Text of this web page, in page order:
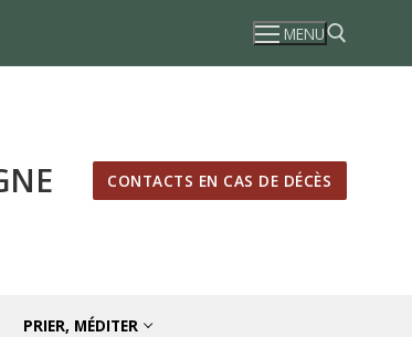
MENU
CONTACTS EN CAS DE DÉCÈS
PRIER, MÉDITER